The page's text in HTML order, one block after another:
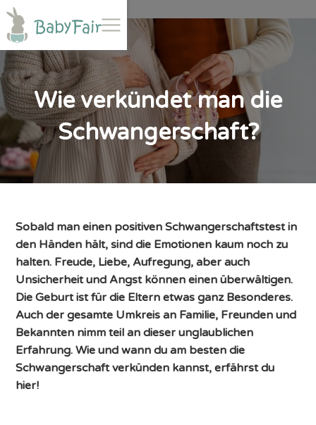
Wie verkündet man die
Schwangerschaft?
Sobald man einen positiven Schwangerschaftstest in
den Händen hält, sind die Emotionen kaum noch zu
halten. Freude, Liebe, Aufregung, aber auch
Unsicherheit und Angst können einen überwältigen.
Die Geburt ist für die Eltern etwas ganz Besonderes.
Auch der gesamte Umkreis an Familie, Freunden und
Bekannten nimm teil an dieser unglaublichen
Erfahrung. Wie und wann du am besten die
Schwangerschaft verkünden kannst, erfährst du
hier!